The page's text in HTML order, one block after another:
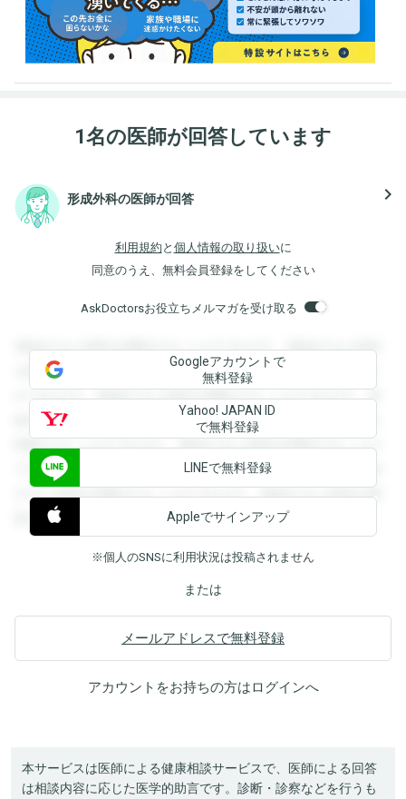
1名の医師が回答しています
形成外科の医師が回答 navigate_next
利用規約 と 個人情報の取り扱いに
同意のうえ、無料会員登録をしてください
AskDoctorsお役立ちメルマガを受け取る
登録すると回答を閲覧することができます。登録すると回答
を閲覧することができます。登録すると回答を閲覧すること
ができます。登録すると回答を閲覧することができます。登
録すると回答を閲覧することができます。登録すると回答を
閲覧することができます。登録すると回答を閲覧することが
できます。登録すると回答を閲覧することができます。登録
すると回答を閲覧することができます。登録すると回答を閲
覧することができます。
Googleアカウントで
無料登録
Yahoo! JAPAN ID
で無料登録
LINEで無料登録
Appleでサインアップ
※個人のSNSに利用状況は投稿されません
または
メールアドレスで無料登録
アカウントをお持ちの方はログインへ
本サービスは医師による健康相談サービスで、医師による回答
は相談内容に応じた医学的助言です。診断・診察などを行うも